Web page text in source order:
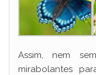
Assim, nem
mirabolantes